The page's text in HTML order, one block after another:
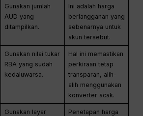
Gunakan jumlah
AUD yang
ditampilkan.
Ini adalah harga
berlangganan yang
sebenarnya untuk
akun tersebut.
Gunakan nilai tukar
RBA yang sudah
kedaluwarsa.
Hal ini memastikan
perkiraan tetap
transparan, alih-
alih menggunakan
konverter acak.
Gunakan layar
Penetapan harga